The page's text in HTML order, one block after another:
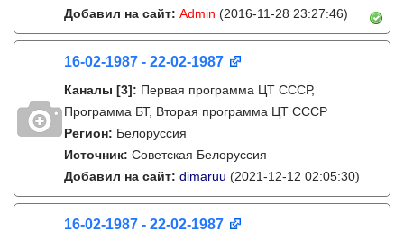
Добавил на сайт: Admin (2016-11-28 23:27:46)
16-02-1987 - 22-02-1987
Каналы [3]: Первая программа ЦТ СССР,
Программа БТ, Вторая программа ЦТ СССР
Регион: Белоруссия
Источник: Советская Белоруссия
Добавил на сайт: dimaruu (2021-12-12 02:05:30)
16-02-1987 - 22-02-1987